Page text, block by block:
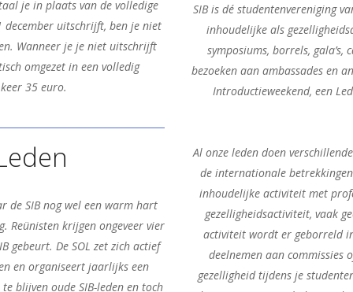
je in plaats van de volledige
uitschrijft, ben je niet
Wanneer je je niet uitschrijft
omgezet in een volledig
35 euro.
de SIB nog wel een warm hart
Reünisten krijgen ongeveer vier
gebeurt. De SOL zet zich actief
en organiseert jaarlijks een
blijven oude SIB-leden en toch
SIB is dé studentenvereniging
inhoudelijke als
symposiums, borrels, gala’s,
bezoeken aan ambassades en
Introductieweekend, een
Al onze leden doen
de internationale
inhoudelijke activiteit met
gezelligheidsactiviteit, vaak
activiteit wordt er geborreld
deelnemen aan commissies
gezelligheid tijdens je